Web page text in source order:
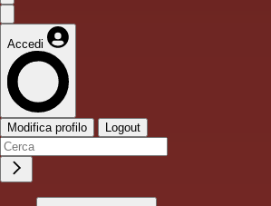
Accedi
Modifica profilo Logout